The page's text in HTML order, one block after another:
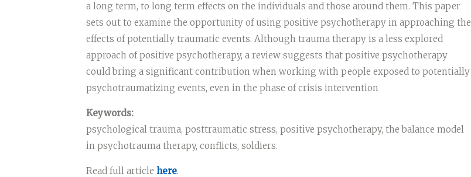
a long term, to long term effects on the individuals and those around them. This paper
sets out to examine the opportunity of using positive psychotherapy in approaching the
effects of potentially traumatic events. Although trauma therapy is a less explored
approach of positive psychotherapy, a review suggests that positive psychotherapy
could bring a significant contribution when working with people exposed to potentially
psychotraumatizing events, even in the phase of crisis intervention
Keywords:
psychological trauma, posttraumatic stress, positive psychotherapy, the balance model
in psychotrauma therapy, conflicts, soldiers.
Read full article here.